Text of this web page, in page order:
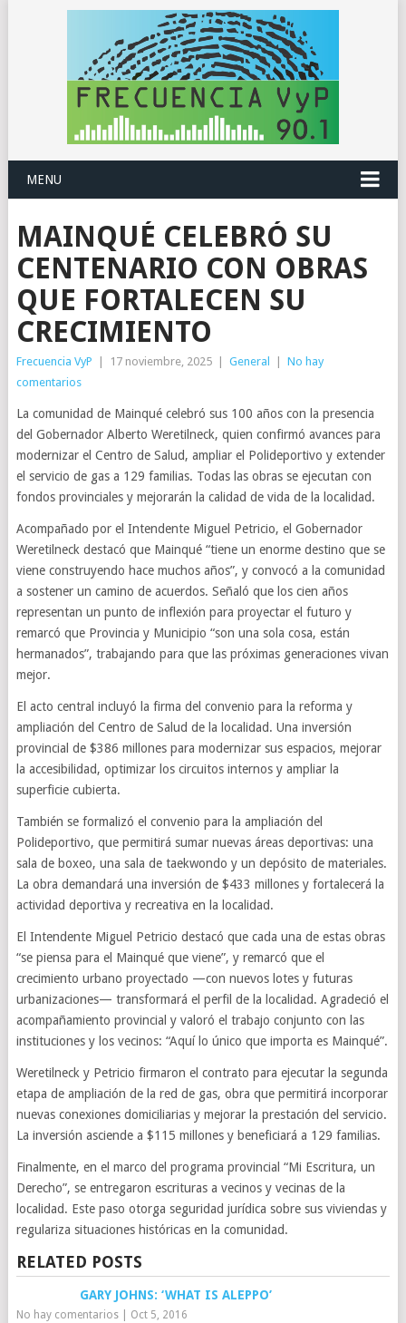
MENU
MAINQUÉ CELEBRÓ SU
CENTENARIO CON OBRAS
QUE FORTALECEN SU
CRECIMIENTO
Frecuencia VyP 17 noviembre, 2025 General
No hay
comentarios
La comunidad de Mainqué celebró sus 100 años con la presencia
del Gobernador Alberto Weretilneck, quien confirmó avances para
modernizar el Centro de Salud, ampliar el Polideportivo y extender
el servicio de gas a 129 familias. Todas las obras se ejecutan con
fondos provinciales y mejorarán la calidad de vida de la localidad.
Acompañado por el Intendente Miguel Petricio, el Gobernador
Weretilneck destacó que Mainqué “tiene un enorme destino que se
viene construyendo hace muchos años”, y convocó a la comunidad
a sostener un camino de acuerdos. Señaló que los cien años
representan un punto de inflexión para proyectar el futuro y
remarcó que Provincia y Municipio “son una sola cosa, están
hermanados”, trabajando para que las próximas generaciones vivan
mejor.
El acto central incluyó la firma del convenio para la reforma y
ampliación del Centro de Salud de la localidad. Una inversión
provincial de $386 millones para modernizar sus espacios, mejorar
la accesibilidad, optimizar los circuitos internos y ampliar la
superficie cubierta.
También se formalizó el convenio para la ampliación del
Polideportivo, que permitirá sumar nuevas áreas deportivas: una
sala de boxeo, una sala de taekwondo y un depósito de materiales.
La obra demandará una inversión de $433 millones y fortalecerá la
actividad deportiva y recreativa en la localidad.
El Intendente Miguel Petricio destacó que cada una de estas obras
“se piensa para el Mainqué que viene”, y remarcó que el
crecimiento urbano proyectado —con nuevos lotes y futuras
urbanizaciones— transformará el perfil de la localidad. Agradeció el
acompañamiento provincial y valoró el trabajo conjunto con las
instituciones y los vecinos: “Aquí lo único que importa es Mainqué”.
Weretilneck y Petricio firmaron el contrato para ejecutar la segunda
etapa de ampliación de la red de gas, obra que permitirá incorporar
nuevas conexiones domiciliarias y mejorar la prestación del servicio.
La inversión asciende a $115 millones y beneficiará a 129 familias.
Finalmente, en el marco del programa provincial “Mi Escritura, un
Derecho”, se entregaron escrituras a vecinos y vecinas de la
localidad. Este paso otorga seguridad jurídica sobre sus viviendas y
regulariza situaciones históricas en la comunidad.
RELATED POSTS
GARY JOHNS: ‘WHAT IS ALEPPO’
No hay comentarios| Oct 5, 2016